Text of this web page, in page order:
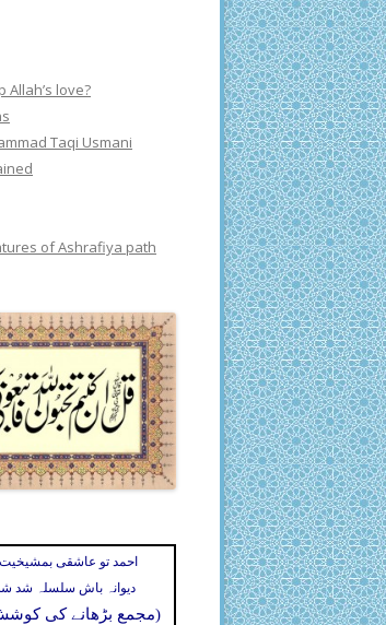
Allah’s love?
Taqi Usmani
of Ashrafiya path
احمد تو عاشقی بمشیخیت
دیوانہ باش سلسلہ شد
(مجمع بڑھانے کی